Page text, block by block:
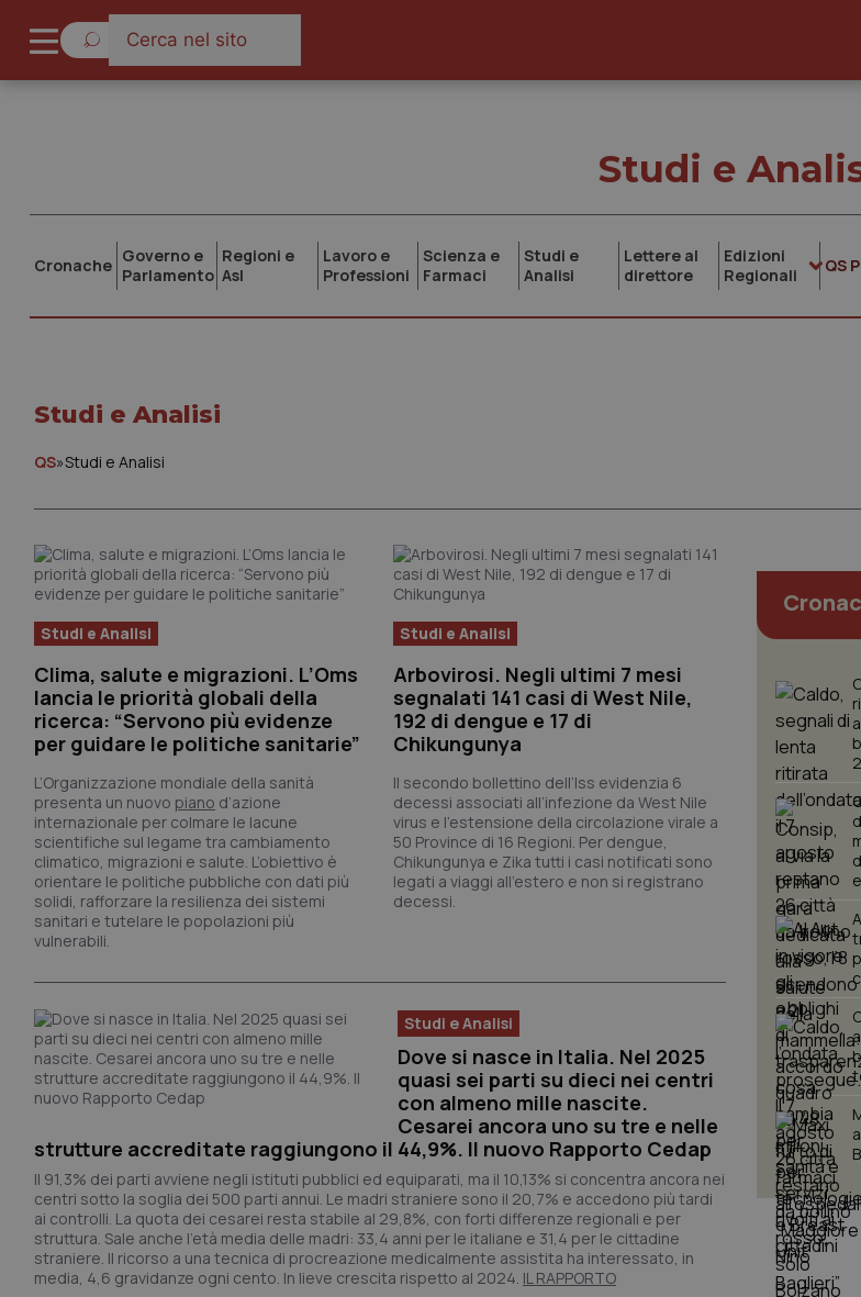
Studi e
Cronache Governo e
Parlamento
Regioni e
Asl
Lavoro e
Professioni
Scienza e
Farmaci
Studi e
Analisi
Lettere al
direttore
Edizioni
Regionali
QS
Studi e Analisi
QS»Studi e Analisi
Studi e Analisi
Clima, salute e migrazioni. L’Oms
lancia le priorità globali della
ricerca: “Servono più evidenze
per guidare le politiche sanitarie”
L’Organizzazione mondiale della sanità
presenta un nuovo piano d’azione
internazionale per colmare le lacune
scientifiche sul legame tra cambiamento
climatico, migrazioni e salute. L’obiettivo è
orientare le politiche pubbliche con dati più
solidi, rafforzare la resilienza dei sistemi
sanitari e tutelare le popolazioni più
vulnerabili.
Studi e Analisi
Arbovirosi. Negli ultimi 7 mesi
segnalati 141 casi di West Nile,
192 di dengue e 17 di
Chikungunya
Il secondo bollettino dell’Iss evidenzia 6
decessi associati all’infezione da West Nile
virus e l’estensione della circolazione virale a
50 Province di 16 Regioni. Per dengue,
Chikungunya e Zika tutti i casi notificati sono
legati a viaggi all’estero e non si registrano
decessi.
Studi e Analisi
Dove si nasce in Italia. Nel 2025
quasi sei parti su dieci nei centri
con almeno mille nascite.
Cesarei ancora uno su tre e nelle
strutture accreditate raggiungono il 44,9%. Il nuovo Rapporto Cedap
Il 91,3% dei parti avviene negli istituti pubblici ed equiparati, ma il 10,13% si concentra ancora nei
centri sotto la soglia dei 500 parti annui. Le madri straniere sono il 20,7% e accedono più tardi
ai controlli. La quota dei cesarei resta stabile al 29,8%, con forti differenze regionali e per
struttura. Sale anche l’età media delle madri: 33,4 anni per le italiane e 31,4 per le cittadine
straniere. Il ricorso a una tecnica di procreazione medicalmente assistita ha interessato, in
media, 4,6 gravidanze ogni cento. In lieve crescita rispetto al 2024. IL RAPPORTO